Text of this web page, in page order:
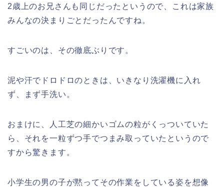
2歳上のお兄さんも同じだったというので、これは家族
みんなの決まりごとだったんですね。
すごいのは、その徹底ぶりです。
泥や汗でドロドロのときは、いきなり洗濯機に入れ
ず、まず手洗い。
おまけに、人工芝の細かいゴムの粒がくっついていた
ら、それを一粒ずつ手でつまみ取っていたというので
すから驚きます。
小学生の男の子が黙ってその作業をしている姿を想像